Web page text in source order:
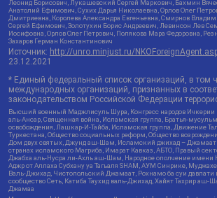
Леонид Борисович, Лукашевский Сергей Маркович, Бахмин
Анатолий Ефимович, Сухих Дарья Николаевна, Орлов Олег
Дмитриевна, Королева Александра Евгеньевна, Смирнов
Сергей Ефимович, Золотухин Борис Андреевич, Левинсон Лев
Иосифовна, Орлов Олег Петрович, Полякова Мара Федоровна,
Захаров Герман Константинович
Источник: http://unro.minjust.ru/
23.12.2021
* Единый федеральный список организаций, в том
международных организаций, признанных в
законодательством Российской Федерации
Высший военный Маджлисуль Шура, Конгресс народов Ичкерии
аль-Ансар, Священная война, Исламская группа, Братья-
освобождения, Лашкар-И-Тайба, Исламская группа, Движение
Туркестана, Общество социальных реформ, Общество
Дом двух святых, Джунд аш-Шам, Исламский джихад – Джамаат
странах исламского Магриба, Имарат Кавказ, АБТО, Правый
Джабха аль-Нусра ли-Ахль аш-Шам, Народное ополчение имени
Аджр от Аллаха Субхану уа Тагьаля SHAM, АУМ Синрике,
Валь-Джихад, Чистопольский Джамаат, Рохнамо ба суи давлати
сообщество Сеть, Катиба Таухид валь-Джихад, Хайят Тахрир
Джамаа